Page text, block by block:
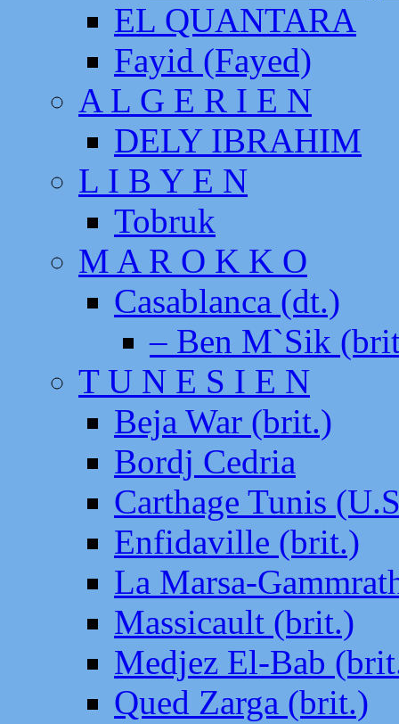
EL QUANTARA
Fayid (Fayed)
A L G E R I E N
DELY IBRAHIM
L I B Y E N
Tobruk
M A R O K K O
Casablanca (dt.)
– Ben M`Sik
T U N E S I E N
Beja War (brit.)
Bordj Cedria
Carthage Tunis
Enfidaville (brit.)
La Marsa-
Massicault (brit.)
Medjez El-Bab
Qued Zarga (brit.)